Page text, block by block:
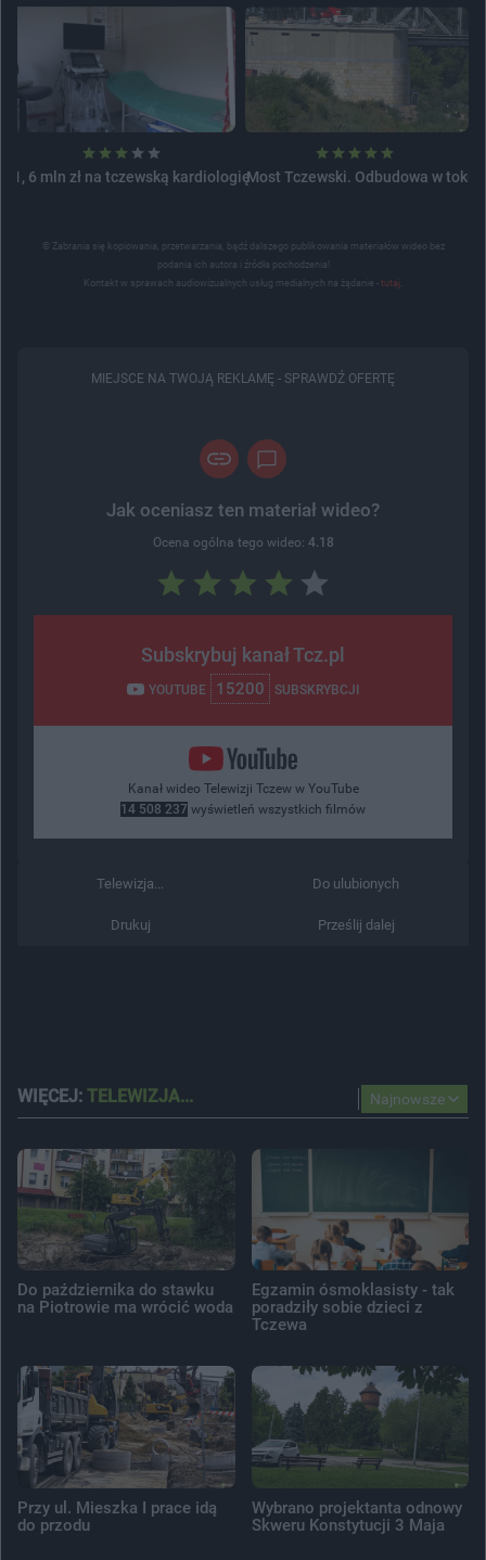
1, 6 mln zł na tczewską kardiologięMost Tczewski. Odbudowa w toku
© Zabrania się kopiowania, przetwarzania, bądź dalszego publikowania materiałów wideo bez
podania ich autora i źródła pochodzenia!
Kontakt w sprawach audiowizualnych usług medialnych na żądanie - tutaj
MIEJSCE NA TWOJĄ REKLAMĘ - SPRAWDŹ OFERTĘ
Jak oceniasz ten materiał wideo?
Ocena ogólna tego wideo: 4.18
Subskrybuj kanał Tcz.pl
YOUTUBE 15200 SUBSKRYBCJI
Kanał wideo Telewizji Tczew w YouTube
14 508 237 wyświetleń wszystkich filmów
Telewizja... Do ulubionych
Drukuj Prześlij dalej
Najnowsze
WIĘCEJ: TELEWIZJA...
Do października do stawku
na Piotrowie ma wrócić woda
Egzamin ósmoklasisty - tak
poradziły sobie dzieci z
Tczewa
Przy ul. Mieszka I prace idą
do przodu
Wybrano projektanta odnowy
Skweru Konstytucji 3 Maja